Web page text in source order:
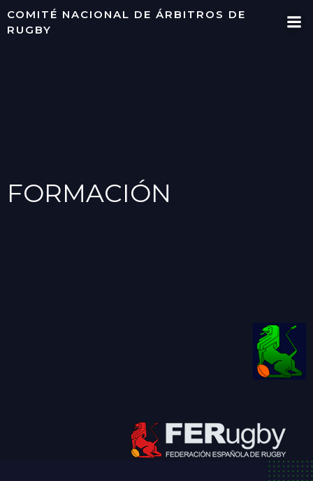
Saltar
COMITÉ NACIONAL DE ÁRBITROS DE
RUGBY
FORMACIÓN